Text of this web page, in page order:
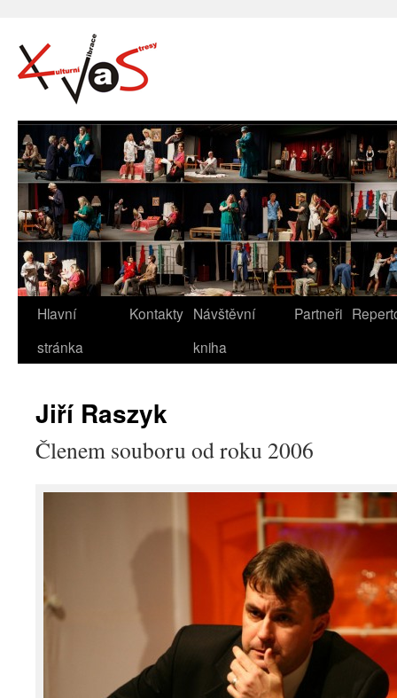
Hlavní
stránka
Kontakty Návštěvní
kniha
Partneři
Jiří Raszyk
Členem souboru od roku 2006